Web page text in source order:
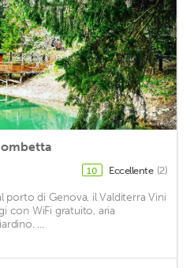
10 Eccellente (2)
porto di Genova, il Valditerra Vini
con WiFi gratuito, aria
...